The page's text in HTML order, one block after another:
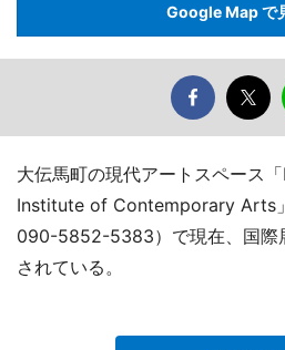
Google Map で
大伝馬町の現代アートスペース
Institute of Contemporary Arts
090-5852-5383）で現在、国際
されている。